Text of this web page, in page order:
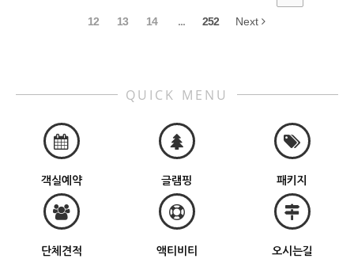
12 13 14 ... 252 Next
QUICK MENU
객실예약 글램핑 패키지
단체견적 액티비티 오시는길